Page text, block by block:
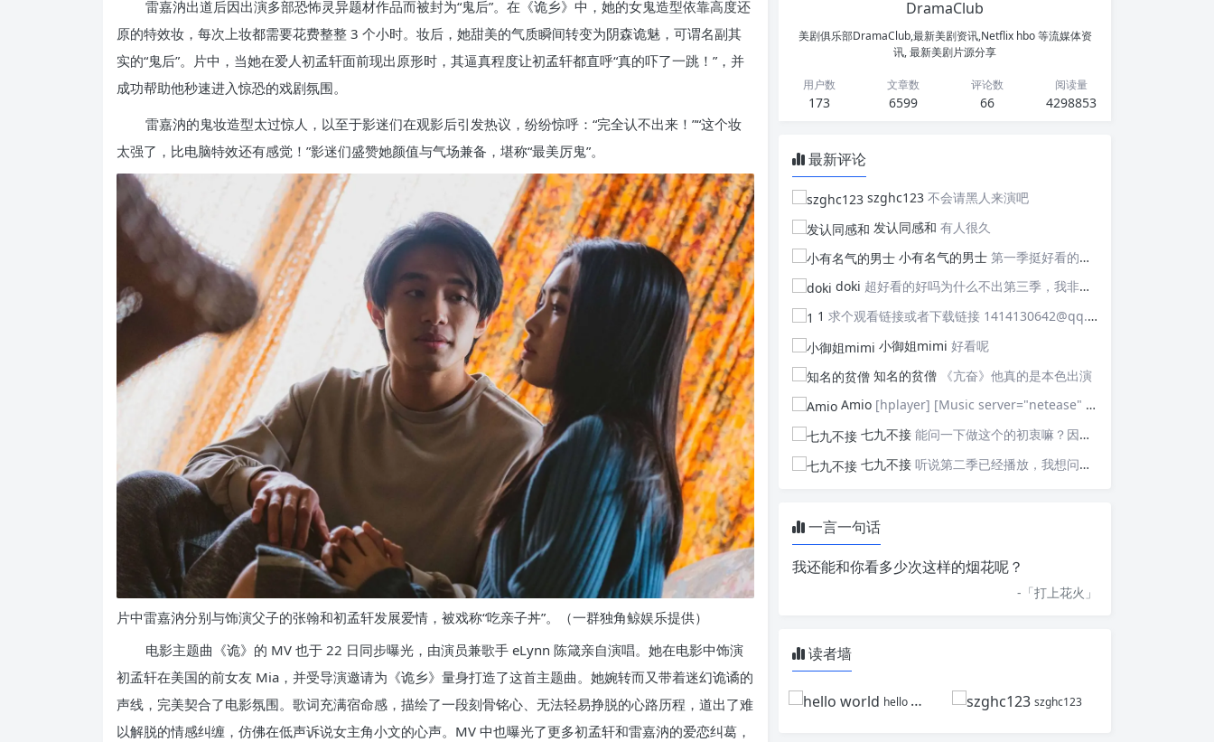
雷嘉汭出道后因出演多部恐怖灵异题材作品而被封为“鬼后”。在《诡乡》中，她的女鬼造型依靠高度还
原的特效妆，每次上妆都需要花费整整 3 个小时。妆后，她甜美的气质瞬间转变为阴森诡魅，可谓名副其
实的“鬼后”。片中，当她在爱人初孟轩面前现出原形时，其逼真程度让初孟轩都直呼“真的吓了一跳！”，并
成功帮助他秒速进入惊恐的戏剧氛围。
雷嘉汭的鬼妆造型太过惊人，以至于影迷们在观影后引发热议，纷纷惊呼：“完全认不出来！”“这个妆
太强了，比电脑特效还有感觉！”影迷们盛赞她颜值与气场兼备，堪称“最美厉鬼”。
片中雷嘉汭分别与饰演父子的张翰和初孟轩发展爱情，被戏称“吃亲子丼”。（一群独角鲸娱乐提供）
电影主题曲《诡》的 MV 也于 22 日同步曝光，由演员兼歌手 eLynn 陈箴亲自演唱。她在电影中饰演
初孟轩在美国的前女友 Mia，并受导演邀请为《诡乡》量身打造了这首主题曲。她婉转而又带着迷幻诡谲的
声线，完美契合了电影氛围。歌词充满宿命感，描绘了一段刻骨铭心、无法轻易挣脱的心路历程，道出了难
以解脱的情感纠缠，仿佛在低声诉说女主角小文的心声。MV 中也曝光了更多初孟轩和雷嘉汭的爱恋纠葛，
DramaClub
美剧俱乐部DramaClub,最新美剧资讯,Netflix hbo 等流媒体资
讯, 最新美剧片源分享
用户数
173
文章数
6599
评论数
66
阅读量
4298853
最新评论
szghc123 不会请黑人来演吧
发认同感和 有人很久
小有名气的男士 第一季挺好看的，天天等着更新，应该接着拍第二季，这个剧情拍个四季应该是没有问题的，期待
doki 超好看的好吗为什么不出第三季，我非常喜欢这部剧
1 求个观看链接或者下载链接 1414130642@qq.com
小御姐mimi 好看呢
知名的贫僧
《亢奋》他真的是本色出演
Amio [hplayer] [Music server="netease" id="" type=""/] [/hplayer] 试试
七九不接 能问一下做这个的初衷嘛？因为真的有被触动到
七九不接 听说第二季已经播放，我想问一下国内什么时候会播出
一言一句话
我还能和你看多少次这样的烟花呢？
-「打上花火 」
读者墙
hello world szghc123